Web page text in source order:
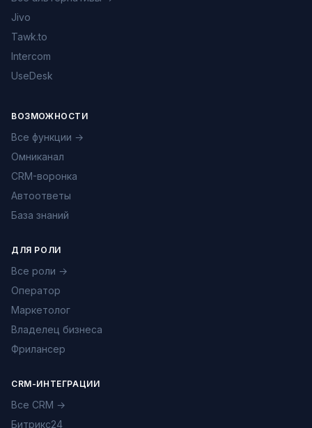
Jivo
Tawk.to
Intercom
UseDesk
ВОЗМОЖНОСТИ
Все функции →
Омниканал
CRM-воронка
Автоответы
База знаний
ДЛЯ РОЛИ
Все роли →
Оператор
Маркетолог
Владелец бизнеса
Фрилансер
CRM-ИНТЕГРАЦИИ
Все CRM →
Битрикс24